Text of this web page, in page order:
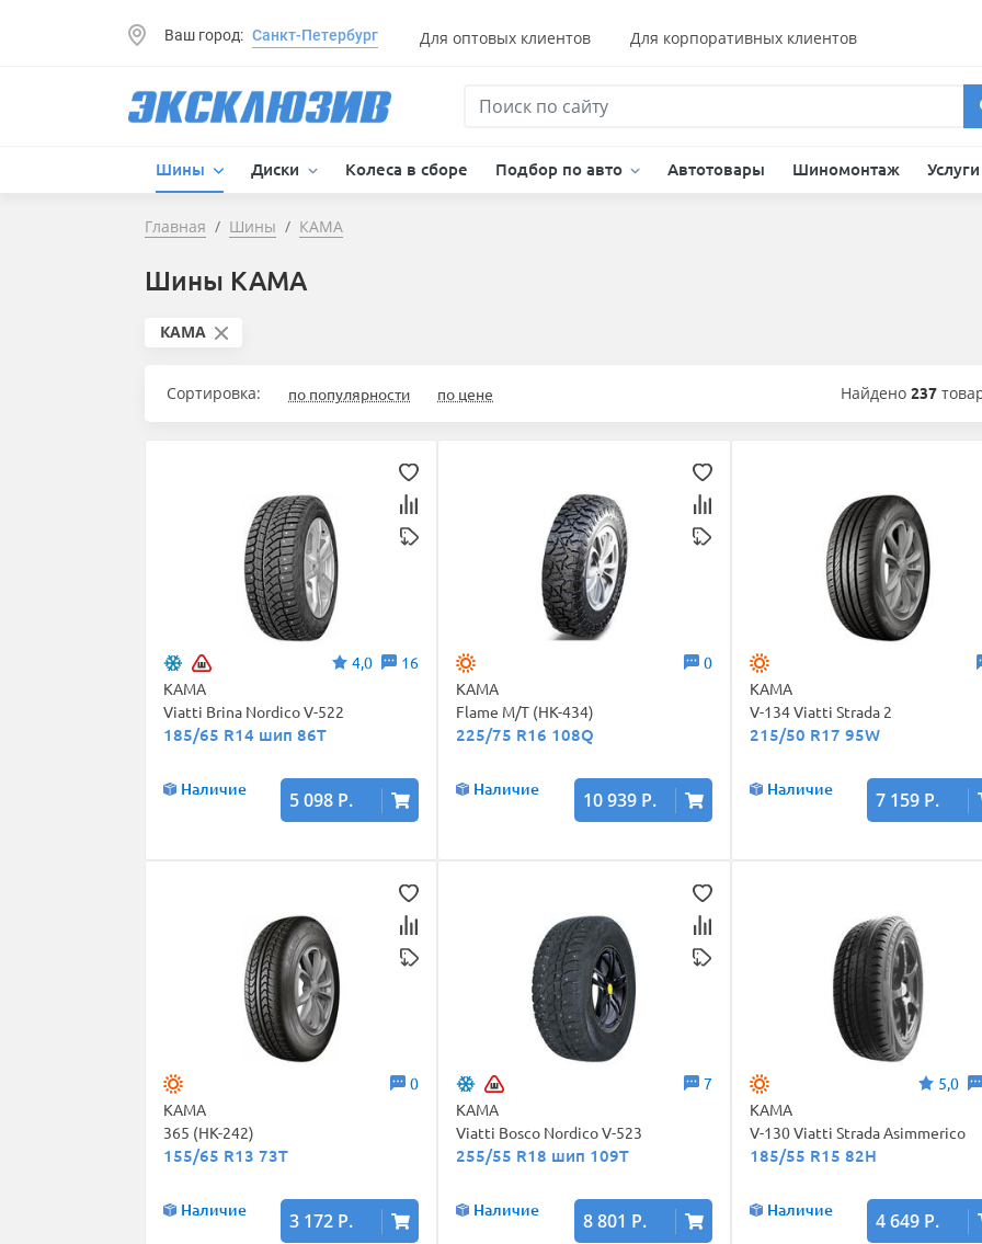
Ваш город: Санкт-Петербург Для оптовых клиентов Для корпоративных клиентов
Шины Диски Колеса в сборе Подбор по авто Автотовары Шиномонтаж Услуги
Главная Шины КАМА
Шины КАМА
КАМА
Сортировка: по популярности по цене Найдено 237
4,0
16
КАМА
Viatti Brina Nordico V-522
185/65 R14 шип 86T
Наличие 5 098 Р.
0
КАМА
Flame M/T (НК-434)
225/75 R16 108Q
Наличие 10 939 Р.
КАМА
V-134 Viatti Strada 2
215/50 R17 95W
Наличие 7 159 Р.
0
КАМА
365 (НК-242)
155/65 R13 73T
Наличие 3 172 Р.
7
КАМА
Viatti Bosco Nordico V-523
255/55 R18 шип 109T
Наличие 8 801 Р.
5,0
КАМА
V-130 Viatti Strada Asimmerico
185/55 R15 82H
Наличие 4 649 Р.